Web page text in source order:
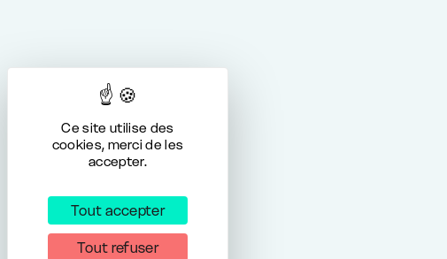
Ce site utilise des
cookies, merci de les
accepter.
Tout accepter
Tout refuser